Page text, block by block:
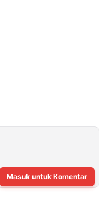
Masuk untuk Komentar